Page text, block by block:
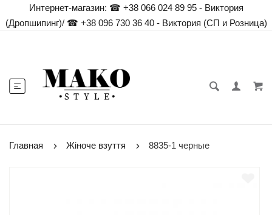
Интернет-магазин: ☎ +38 066 024 89 95 - Виктория
(Дропшипинг)/☎ +38 096 730 36 40 - Виктория (СП и Розница)
Главная Жіноче взуття 8835-1 черные